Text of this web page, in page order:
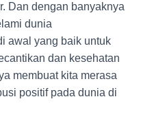
Dan dengan banyaknya
dunia
awal yang baik untuk
dan kesehatan
membuat kita merasa
positif pada dunia di